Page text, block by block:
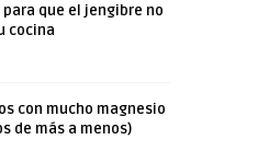
que el jengibre no
cocina
con mucho magnesio
de más a menos)